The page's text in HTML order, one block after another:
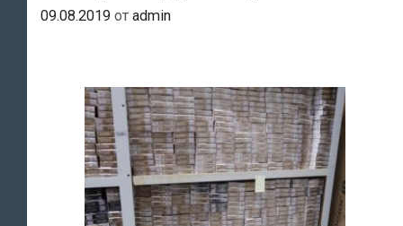
09.08.2019 от admin